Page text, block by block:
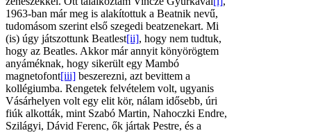
1963-ban már meg is alakítottuk a Beatnik nevű,
tudomásom szerint első szegedi beatzenekart. Mi
(is) úgy játszottunk Beatlest[ii], hogy nem tudtuk,
hogy az Beatles. Akkor már annyit könyörögtem
anyáméknak, hogy sikerült egy Mambó
magnetofont[iii] beszerezni, azt bevittem a
kollégiumba. Rengetek felvételem volt, ugyanis
Vásárhelyen volt egy elit kör, nálam idősebb, úri
fiúk alkották, mint Szabó Martin, Nahoczki Endre,
Szilágyi, Dávid Ferenc, ők jártak Pestre, és a